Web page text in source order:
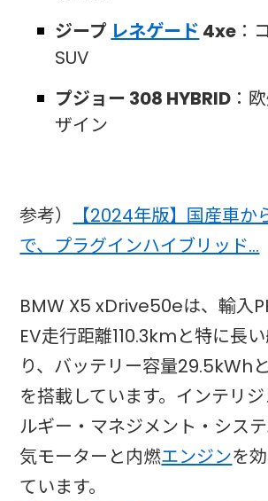
ジープ レネゲード 4xe ：
SUV
プジョー 308 HYBRID ：
ザイン
参考）
【2024年版】国産車か
で、プラグインハイブリッド…
BMW X5 xDrive50eは、輸入
EV走行距離110.3kmと特に長
り、バッテリー容量29.5kWh
を搭載しています。インテリ
ルギー・マネジメント・シス
気モーターと内燃エンジンを
ています。​